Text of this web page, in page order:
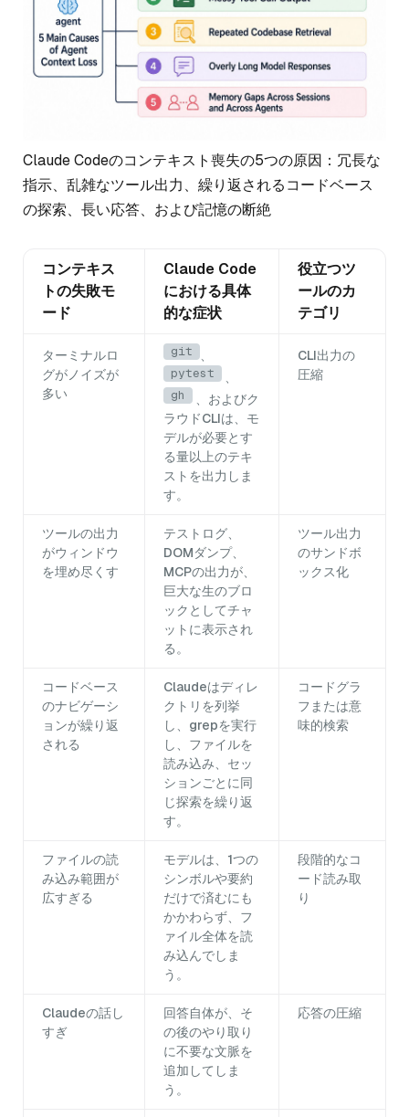
Claude Codeのコンテキスト喪失の5つの原因：冗長な
指示、乱雑なツール出力、繰り返されるコードベース
の探索、長い応答、および記憶の断絶
コンテキス
トの失敗モ
ード
Claude Code
における具体
的な症状
役立つツ
ールのカ
テゴリ
ターミナルロ
グがノイズが
多い
git 、
pytest 、
gh
、およびク
ラウドCLIは、モ
デルが必要とす
る量以上のテキ
ストを出力しま
す。
CLI出力の
圧縮
ツールの出力
がウィンドウ
を埋め尽くす
テストログ、
DOMダンプ、
MCPの出力が、
巨大な生のブロ
ックとしてチャ
ットに表示され
る。
ツール出力
のサンドボ
ックス化
コードベース
のナビゲーシ
ョンが繰り返
される
Claudeはディレ
クトリを列挙
し、grepを実行
し、ファイルを
読み込み、セッ
ションごとに同
じ探索を繰り返
す。
コードグラ
フまたは意
味的検索
ファイルの読
み込み範囲が
広すぎる
モデルは、1つの
シンボルや要約
だけで済むにも
かかわらず、フ
ァイル全体を読
み込んでしま
う。
段階的なコ
ード読み取
り
Claudeの話し
すぎ
回答自体が、そ
の後のやり取り
に不要な文脈を
追加してしま
う。
応答の圧縮